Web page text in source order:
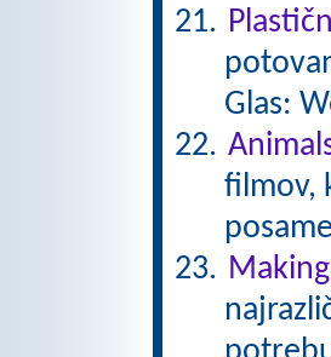
Glas:
filmov,